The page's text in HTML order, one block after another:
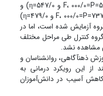
افزایش نمره کل خودکارآمدی(515/89=F، 000/0=P و 547/0=η) و
افزایش نمره کل مسئولیت‏پذیری(737/77=F، 000/0=P و 479/0=η)
آزمایش شده است، اما در
گروه کنترل طی مراحل مختلف
مشاهده نشد.
ذهن‏آگاهی، روانشناسان و
از این رویکرد درمانی به
کاهش آسیب در دانش‌آموزان